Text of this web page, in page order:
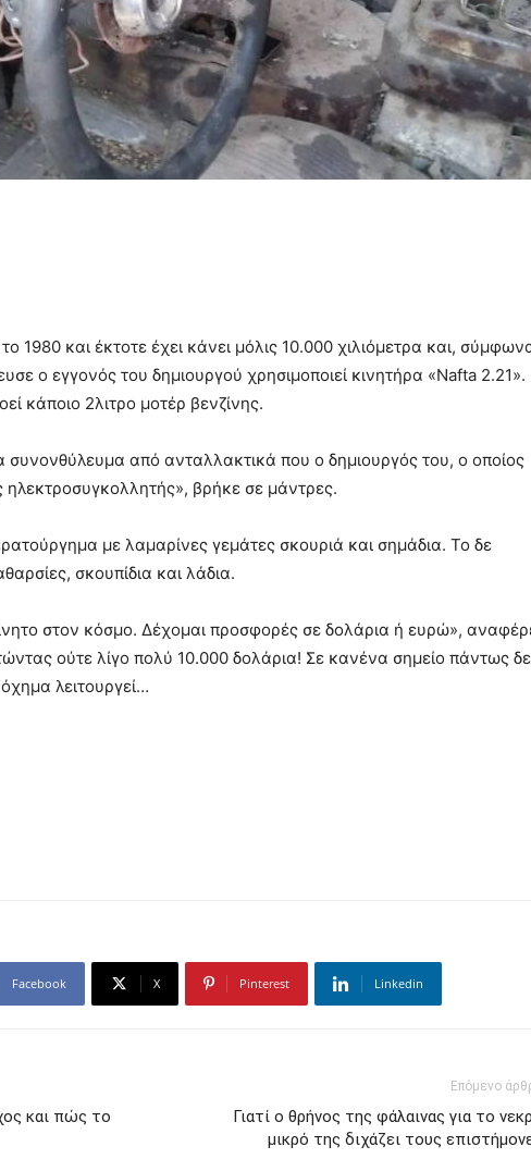
1980 και έκτοτε έχει κάνει μόλις 10.000 χιλιόμετρα και,
ο εγγονός του δημιουργού χρησιμοποιεί κινητήρα «Nafta 2.21».
κάποιο 2λιτρο μοτέρ βενζίνης.
συνονθύλευμα από ανταλλακτικά που ο δημιουργός του, ο οποίος
ηλεκτροσυγκολλητής», βρήκε σε μάντρες.
με λαμαρίνες γεμάτες σκουριά και σημάδια. Το δε
σκουπίδια και λάδια.
στον κόσμο. Δέχομαι προσφορές σε δολάρια ή ευρώ»,
ούτε λίγο πολύ 10.000 δολάρια! Σε κανένα σημείο πάντως
λειτουργεί…
Facebook X Pinterest Linkedin
και πώς το
Επόμενο
Γιατί ο θρήνος της φάλαινας για το
μικρό της διχάζει τους